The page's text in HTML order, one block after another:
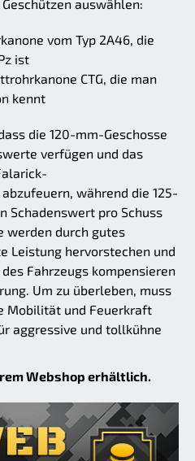
auswählen:
vom Typ 2A46, die
ist
CTG, die man
kennt
die 120-mm-Geschosse
verfügen und das
während die 125-
Schadenswert pro Schuss
werden durch gutes
Leistung hervorstechen und
Fahrzeugs kompensieren
Um zu überleben, muss
Mobilität und Feuerkraft
aggressive und tollkühne
Webshop erhältlich.